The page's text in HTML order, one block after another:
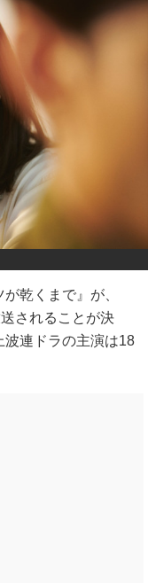
乾くまで』が、
されることが決
波連ドラの主演は18